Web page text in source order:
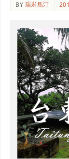
BY 瑞米馬汀